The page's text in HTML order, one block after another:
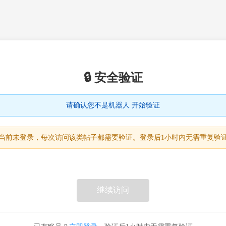
🔒 安全验证
请确认您不是机器人 开始验证
前未登录，每次访问该类帖子都需要验证。登录后1小时内无需重复验
继续访问